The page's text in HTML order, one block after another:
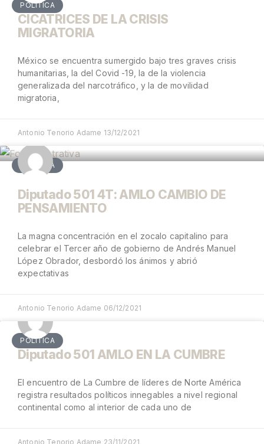
POLÍTICA
CICATRICES DE LA CRISIS
MIGRATORIA
México se encuentra sumergido bajo tres graves crisis
humanitarias, la del Covid -19, la de la violencia
generalizada del narcotráfico, y la de movilidad
migratoria,
Antonio Tenorio Adame 13/12/2021
POLÍTICA
Diputado 501 4T: AMLO CAMBIO DE
PENSAMIENTO
La magna concentración en el zocalo capitalino para
celebrar el Tercer año de gobierno de Andrés Manuel
López Obrador, desbordó los ánimos y abrió
expectativas
Antonio Tenorio Adame 06/12/2021
POLÍTICA
Diputado 501 AMLO EN LA CUMBRE
El encuentro de La Cumbre de líderes de Norte América
registra resultados políticos innegables a nivel regional
continental como al interior de cada uno de
Antonio Tenorio Adame 23/11/2021